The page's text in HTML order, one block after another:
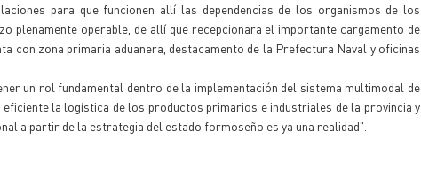
para que funcionen allí las dependencias de los organismos de los
plenamente operable, de allí que recepcionara el importante cargamento de
con zona primaria aduanera, destacamento de la Prefectura Naval y oficinas
un rol fundamental dentro de la implementación del sistema multimodal de
la logística de los productos primarios e industriales de la provincia y
a partir de la estrategia del estado formoseño es ya una realidad".